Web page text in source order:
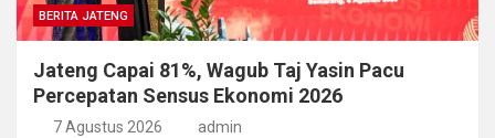
BERITA JATENG
Jateng Capai 81%, Wagub Taj Yasin Pacu
Percepatan Sensus Ekonomi 2026
7 Agustus 2026 admin